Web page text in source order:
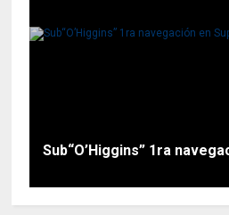
Sub“O’Higgins” 1ra